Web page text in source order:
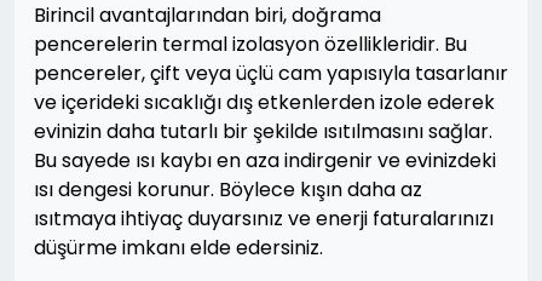
Birincil avantajlarından biri, doğrama
pencerelerin termal izolasyon özellikleridir. Bu
pencereler, çift veya üçlü cam yapısıyla tasarlanır
ve içerideki sıcaklığı dış etkenlerden izole ederek
evinizin daha tutarlı bir şekilde ısıtılmasını sağlar.
Bu sayede ısı kaybı en aza indirgenir ve evinizdeki
ısı dengesi korunur. Böylece kışın daha az
ısıtmaya ihtiyaç duyarsınız ve enerji faturalarınızı
düşürme imkanı elde edersiniz.